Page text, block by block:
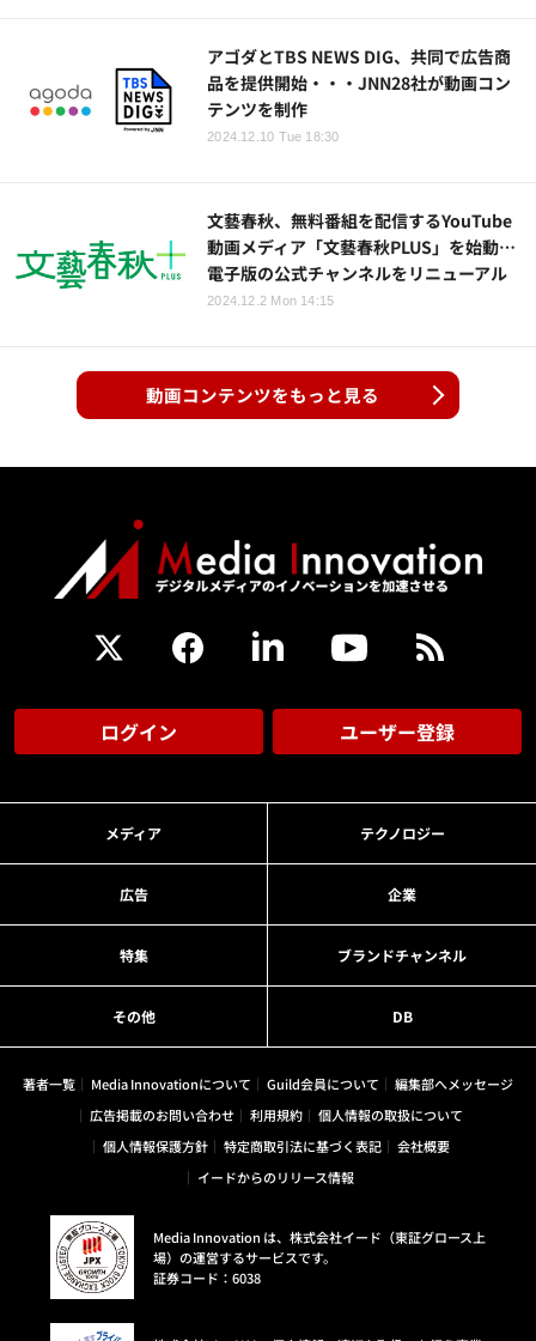
アゴダとTBS NEWS DIG、共同で広告商
品を提供開始・・・JNN28社が動画コン
テンツを制作
2024.12.10 Tue 18:30
文藝春秋、無料番組を配信するYouTube
動画メディア「文藝春秋PLUS」を始動…
電子版の公式チャンネルをリニューアル
2024.12.2 Mon 14:15
動画コンテンツをもっと見る
ログイン ユーザー登録
メディア テクノロジー
広告 企業
特集 ブランドチャンネル
その他 DB
著者一覧 Media Innovationについて Guild会員について
編集部へメッセージ
広告掲載のお問い合わせ
利用規約
個人情報の取扱について
個人情報保護方針
特定商取引法に基づく表記
会社概要
イードからのリリース情報
Media Innovation は、株式会社イード（東証グロース上
場）の運営するサービスです。
証券コード：6038